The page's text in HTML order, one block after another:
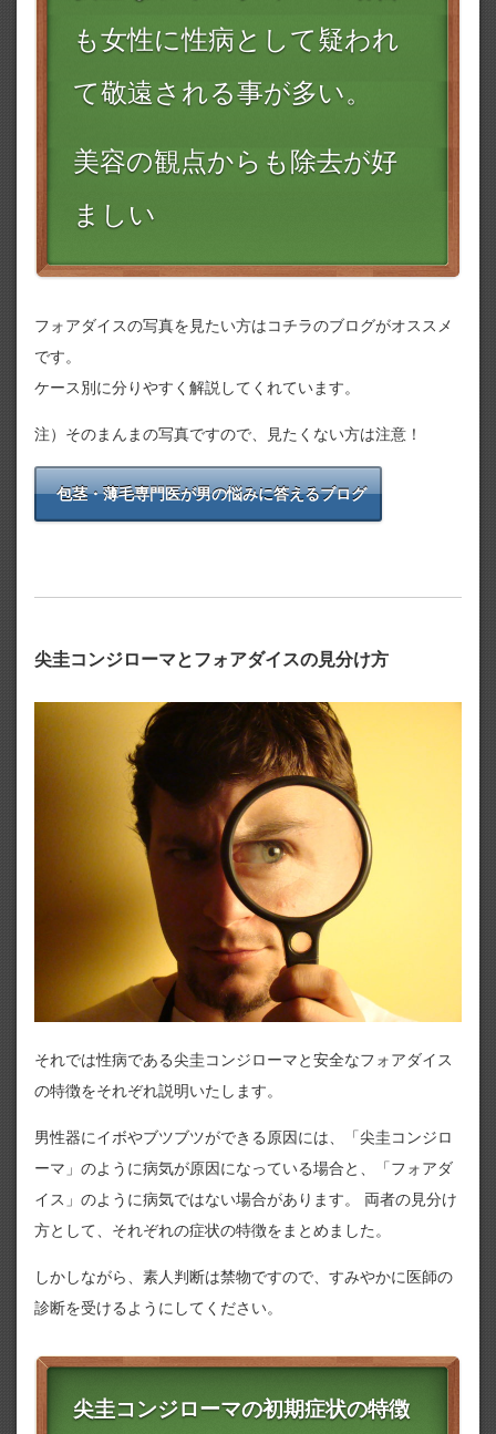
も女性に性病として疑われ
て敬遠される事が多い。
美容の観点からも除去が好
ましい
フォアダイスの写真を見たい方はコチラのブログがオススメ
です。
ケース別に分りやすく解説してくれています。
注）そのまんまの写真ですので、見たくない方は注意！
包茎・薄毛専門医が男の悩みに答えるブログ
尖圭コンジローマとフォアダイスの見分け方
それでは性病である尖圭コンジローマと安全なフォアダイス
の特徴をそれぞれ説明いたします。
男性器にイボやブツブツができる原因には、「尖圭コンジロ
ーマ」のように病気が原因になっている場合と、「フォアダ
イス」のように病気ではない場合があります。 両者の見分け
方として、それぞれの症状の特徴をまとめました。
しかしながら、素人判断は禁物ですので、すみやかに医師の
診断を受けるようにしてください。
尖圭コンジローマの初期症状の特徴